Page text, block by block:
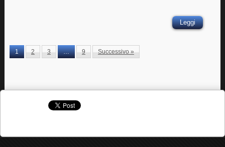
Leggi
1 2 3 … 9 Successivo »